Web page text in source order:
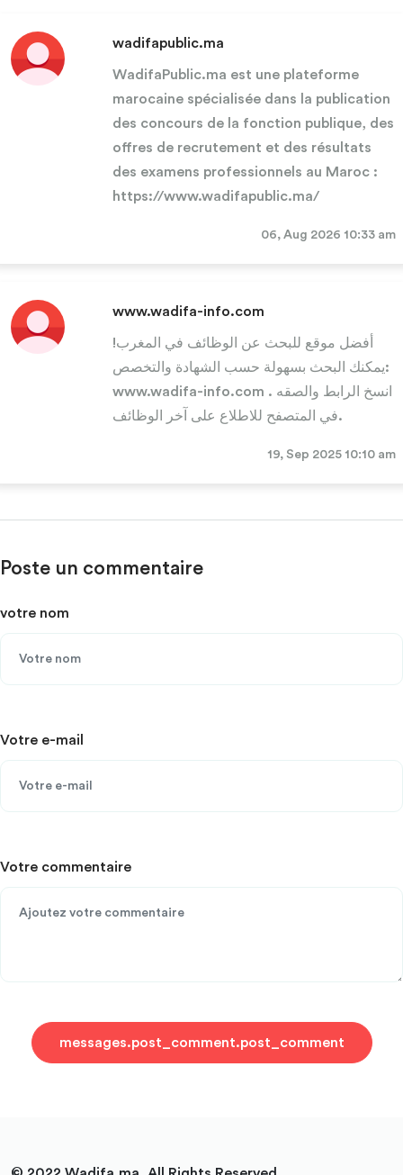
wadifapublic.ma
WadifaPublic.ma est une plateforme
marocaine spécialisée dans la publication
des concours de la fonction publique, des
offres de recrutement et des résultats
des examens professionnels au Maroc :
https://www.wadifapublic.ma/
06, Aug 2026 10:33 am
www.wadifa-info.com
أفضل موقع للبحث عن الوظائف في المغرب!
يمكنك البحث بسهولة حسب الشهادة والتخصص:
www.wadifa-info.com . انسخ الرابط والصقه
في المتصفح للاطلاع على آخر الوظائف.
19, Sep 2025 10:10 am
Poste un commentaire
votre nom
Votre e-mail
Votre commentaire
messages.post_comment.post_comment